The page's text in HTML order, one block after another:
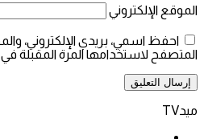
الموقع الإلكتروني
احفظ اسمي، بريدي الإلكتروني،
المتصفح لاستخدامها المرة المقبلة
ميدTV